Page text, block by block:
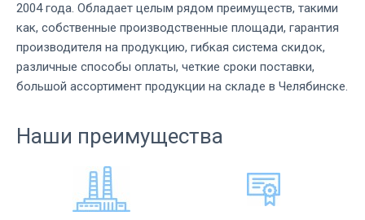
2004 года. Обладает целым рядом преимуществ, такими
как, собственные производственные площади, гарантия
производителя на продукцию, гибкая система скидок,
различные способы оплаты, четкие сроки поставки,
большой ассортимент продукции на складе в Челябинске.
Наши преимущества